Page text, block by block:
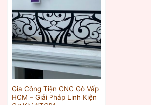
Gia Công Tiện CNC Gò Vấp
HCM – Giải Pháp Linh Kiện